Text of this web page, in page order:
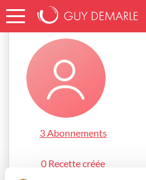
Accueil pascalep_07cb
3 Abonnements
0 Recette créée